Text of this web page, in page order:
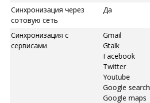
Синхронизация через
сотовую сеть
Да
Синхронизация с
сервисами
Gmail
Gtalk
Facebook
Twitter
Youtube
Google search
Google maps